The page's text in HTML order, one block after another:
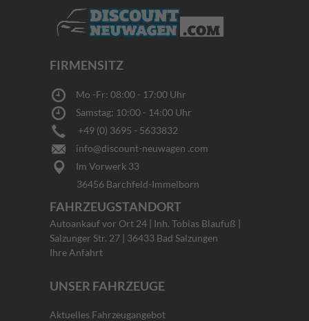
FIRMENSITZ
Mo -Fr: 08:00 - 17:00 Uhr
Samstag: 10:00 - 14:00 Uhr
+49 (0) 3695 - 5633832
info@discount-neuwagen .com
Im Vorwerk 33
36456 Barchfeld-Immelborn
FAHRZEUGSTANDORT
Autoankauf vor Ort 24 | Inh. Tobias Blaufuß |
Salzunger Str. 27 | 36433 Bad Salzungen
Ihre Anfahrt
UNSER FAHRZEUGE
Aktuelles Fahrzeugangebot